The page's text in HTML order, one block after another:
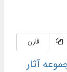
قارن
آثار